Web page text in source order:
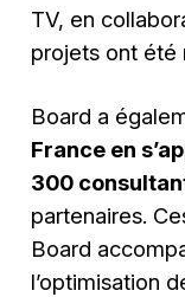
TV, en
projets ont été
Board a
France en
300
partenaires.
Board
l’optimisation